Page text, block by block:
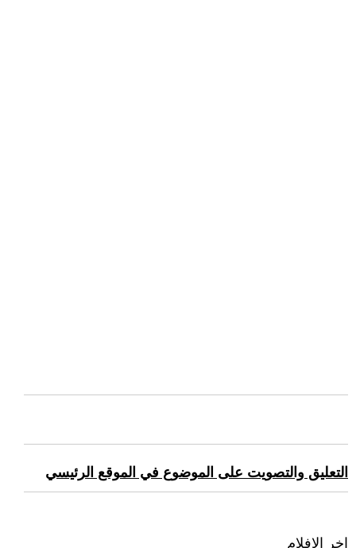
التعليق والتصويت على الموضوع في الموقع الرئيسي
اخر الافلام